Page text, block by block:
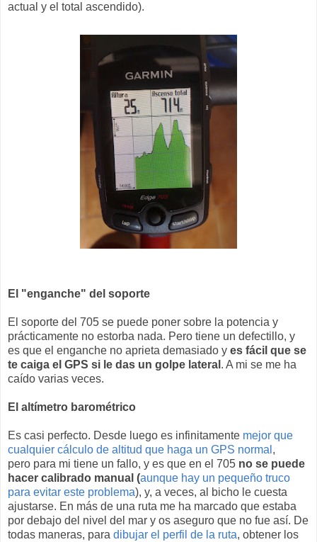
actual y el total ascendido).
El "enganche" del soporte
El soporte del 705 se puede poner sobre la potencia y
prácticamente no estorba nada. Pero tiene un defectillo, y
es que el enganche no aprieta demasiado y es fácil que se
te caiga el GPS si le das un golpe lateral . A mi se me ha
caído varias veces.
El altímetro barométrico
Es casi perfecto. Desde luego es infinitamente mejor que
cualquier cálculo de altitud que haga un GPS normal ,
pero para mi tiene un fallo, y es que en el 705 no se puede
hacer calibrado manual (aunque hay un pequeño truco
para evitar este problema), y, a veces, al bicho le cuesta
ajustarse. En más de una ruta me ha marcado que estaba
por debajo del nivel del mar y os aseguro que no fue así. De
todas maneras, para dibujar el perfil de la ruta, obtener los